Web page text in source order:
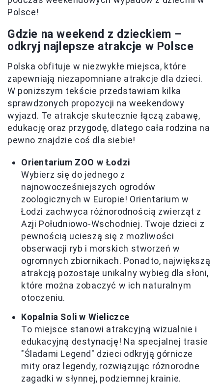
Polsce!
Gdzie na weekend z dzieckiem –
odkryj najlepsze atrakcje w Polsce
Polska obfituje w niezwykłe miejsca, które
zapewniają niezapomniane atrakcje dla dzieci.
W poniższym tekście przedstawiam kilka
sprawdzonych propozycji na weekendowy
wyjazd. Te atrakcje skutecznie łączą zabawę,
edukację oraz przygodę, dlatego cała rodzina na
pewno znajdzie coś dla siebie!
Orientarium ZOO w Łodzi
Wybierz się do jednego z
najnowocześniejszych ogrodów
zoologicznych w Europie! Orientarium w
Łodzi zachwyca różnorodnością zwierząt z
Azji Południowo-Wschodniej. Twoje dzieci z
pewnością ucieszą się z możliwości
obserwacji ryb i morskich stworzeń w
ogromnych zbiornikach. Ponadto, największą
atrakcją pozostaje unikalny wybieg dla słoni,
które można zobaczyć w ich naturalnym
otoczeniu.
Kopalnia Soli w Wieliczce
To miejsce stanowi atrakcyjną wizualnie i
edukacyjną destynację! Na specjalnej trasie
"Śladami Legend" dzieci odkryją górnicze
mity oraz legendy, rozwiązując różnorodne
zagadki w słynnej, podziemnej krainie.